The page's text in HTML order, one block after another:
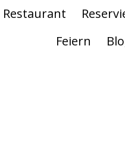
Restaurant
Feiern